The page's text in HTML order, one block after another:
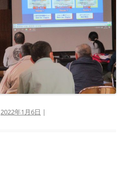
2022年1月6日 |